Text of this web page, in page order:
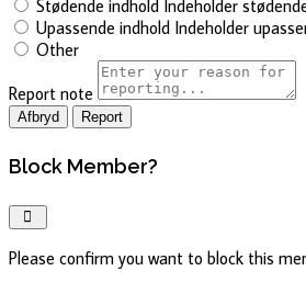
Stødende indhold Indeholder
Upassende indhold Indeholder
Other
Report note
Report
Block Member?
Please confirm you want to block this